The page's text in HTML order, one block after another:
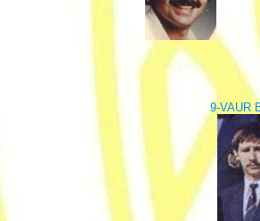
9-VAUR